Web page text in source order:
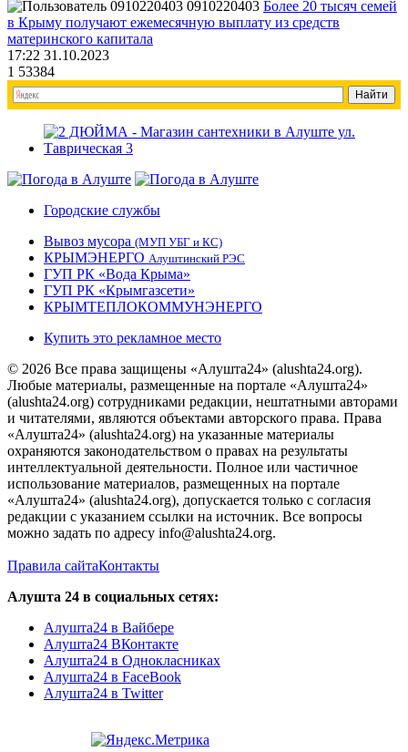
0910220403 Более 20 тысяч семей
в Крыму получают ежемесячную выплату из средств
материнского капитала
17:22 31.10.2023
1 53384
Городские службы
Вывоз мусора (МУП УБГ и КС)
КРЫМЭНЕРГО Алуштинский РЭС
ГУП РК «Вода Крыма»
ГУП РК «Крымгазсети»
КРЫМТЕПЛОКОММУНЭНЕРГО
Купить это рекламное место
© 2026 Все права защищены «Алушта24» (alushta24.org).
Любые материалы, размещенные на портале «Алушта24»
(alushta24.org) сотрудниками редакции, нештатными авторами
и читателями, являются объектами авторского права. Права
«Алушта24» (alushta24.org) на указанные материалы
охраняются законодательством о правах на результаты
интеллектуальной деятельности. Полное или частичное
использование материалов, размещенных на портале
«Алушта24» (alushta24.org), допускается только с согласия
редакции с указанием ссылки на источник. Все вопросы
можно задать по адресу info@alushta24.org.
Правила сайтаКонтакты
Алушта 24 в социальных сетях:
Алушта24 в Вайбере
Алушта24 ВКонтакте
Алушта24 в Однокласниках
Алушта24 в FaceBook
Алушта24 в Twitter